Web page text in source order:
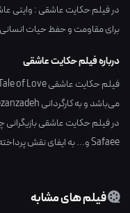
در فیلم حکایت عاشقی : وایتی
برای مقاومت و حفظ حیات
درباره فیلم حکایت عاشقی
فیلم حکایت عاشقی A Tale of Love محصول کشور
می‌باشد و به کارگردانی
در فیلم حکایت عاشقی
Safaeeو... به ایفای نقش
فیلم های مشابه